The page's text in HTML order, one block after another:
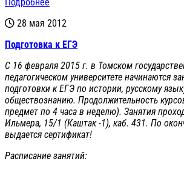
28 мая 2012
Подготовка к ЕГЭ
С 16 февраля 2015 г. в Томском
педагогическом университете начинаются
подготовки к ЕГЭ по истории, русскому
обществознанию. Продолжительность
предмет по 4 часа в неделю). Занятия
Ильмера, 15/1 (Каштак -1), каб. 431. По
выдается сертификат!
Расписание занятий: